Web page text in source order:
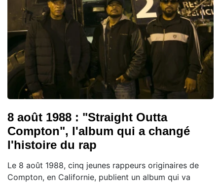
8 août 1988 : "Straight Outta
Compton", l'album qui a changé
l'histoire du rap
Le 8 août 1988, cinq jeunes rappeurs originaires de
Compton, en Californie, publient un album qui va